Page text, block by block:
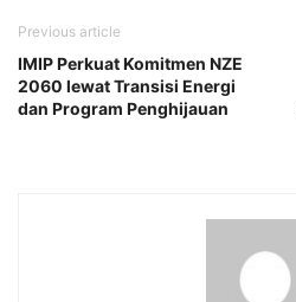
Previous article
IMIP Perkuat Komitmen NZE
2060 lewat Transisi Energi
dan Program Penghijauan